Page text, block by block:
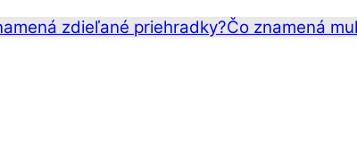
zdieľané priehradky?Čo znamená